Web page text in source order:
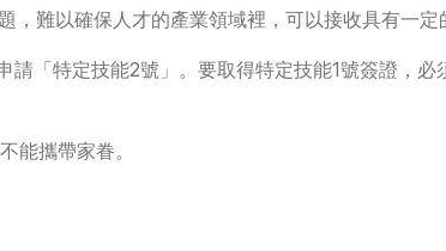
難以確保人才的產業領域裡，可以接收具有一定
「特定技能2號」。要取得特定技能1號簽證，
能攜帶家眷。